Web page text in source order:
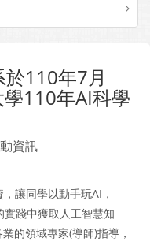
110年7月
110年AI科學
資訊
讓同學以動手玩AI，
實踐中獲取人工智慧知
的領域專家(導師)指導，